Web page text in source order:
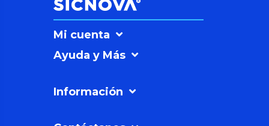
Mi cuenta
Ayuda y Más
Información